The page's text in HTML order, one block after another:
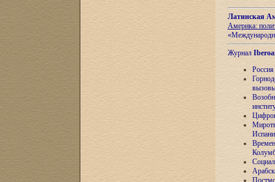
Латинская
Америка:
Журнал